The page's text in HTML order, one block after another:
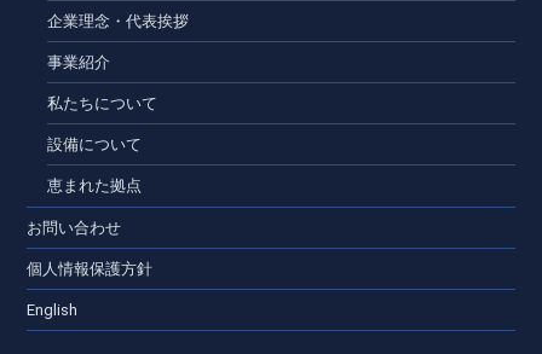
企業理念・代表挨拶
事業紹介
私たちについて
設備について
恵まれた拠点
お問い合わせ
個人情報保護方針
English